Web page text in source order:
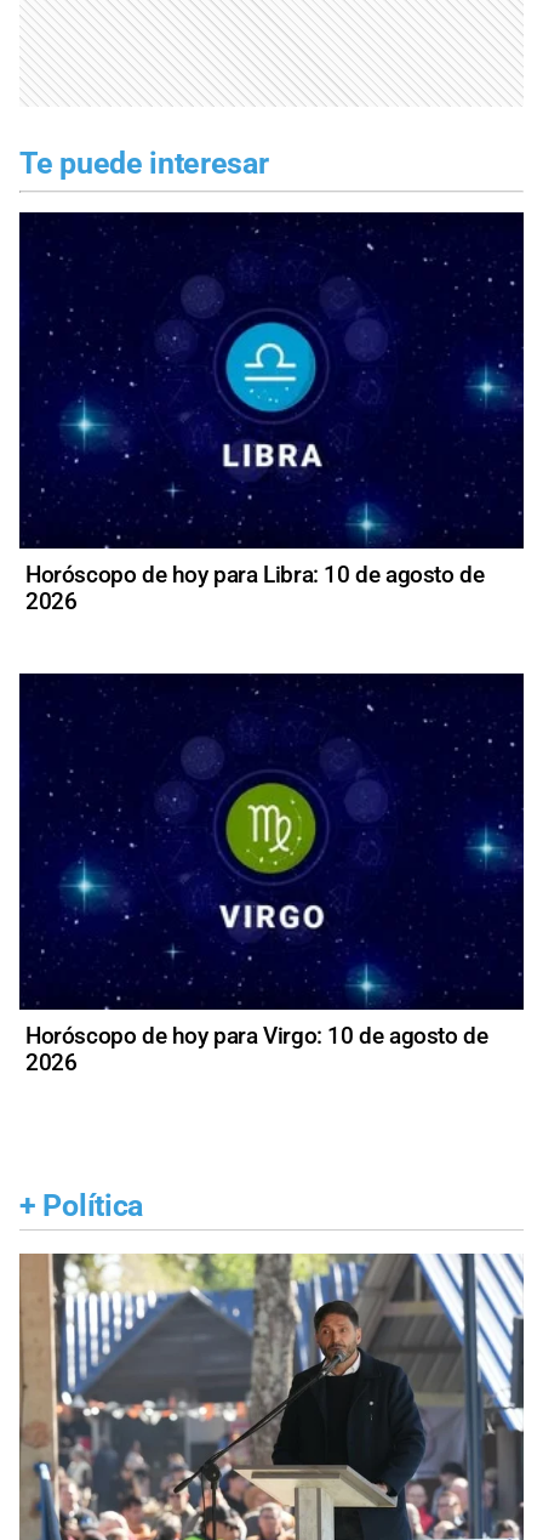
Te puede interesar
Horóscopo de hoy para Libra: 10 de agosto de
2026
Horóscopo de hoy para Virgo: 10 de agosto de
2026
+ Política